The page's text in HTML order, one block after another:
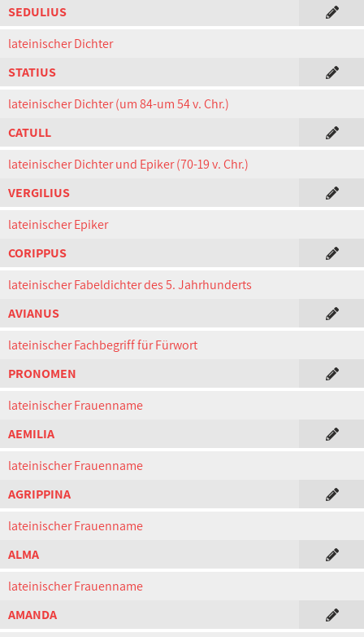
SEDULIUS
lateinischer Dichter
STATIUS
lateinischer Dichter (um 84-um 54 v. Chr.)
CATULL
lateinischer Dichter und Epiker (70-19 v. Chr.)
VERGILIUS
lateinischer Epiker
CORIPPUS
lateinischer Fabeldichter des 5. Jahrhunderts
AVIANUS
lateinischer Fachbegriff für Fürwort
PRONOMEN
lateinischer Frauenname
AEMILIA
lateinischer Frauenname
AGRIPPINA
lateinischer Frauenname
ALMA
lateinischer Frauenname
AMANDA